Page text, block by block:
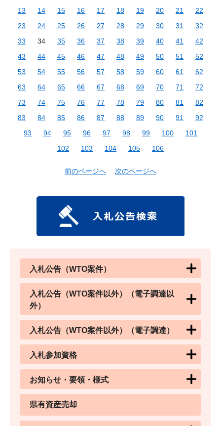
13
14 15 16 17 18 19 20 21
22
23
24 25 26 27 28 29 30 31
32
33
34 35 36 37 38 39 40 41
42
43
44 45 46 47 48 49 50 51
52
53
54 55 56 57 58 59 60 61
62
63
64 65 66 67 68 69 70 71
72
73
74 75 76 77 78 79 80 81
82
83
84 85 86 87 88 89 90 91
92
93
94 95 96 97 98 99 100
101
102
103 104 105 106
前のページへ 次のページへ
入札公告（WTO案件）
入札公告（WTO案件以外）（電子調達以
外）
入札公告（WTO案件以外）（電子調達）
入札参加資格
お知らせ・要領・様式
県有資産売却